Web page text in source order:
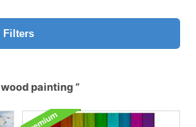
Filters
wood painting